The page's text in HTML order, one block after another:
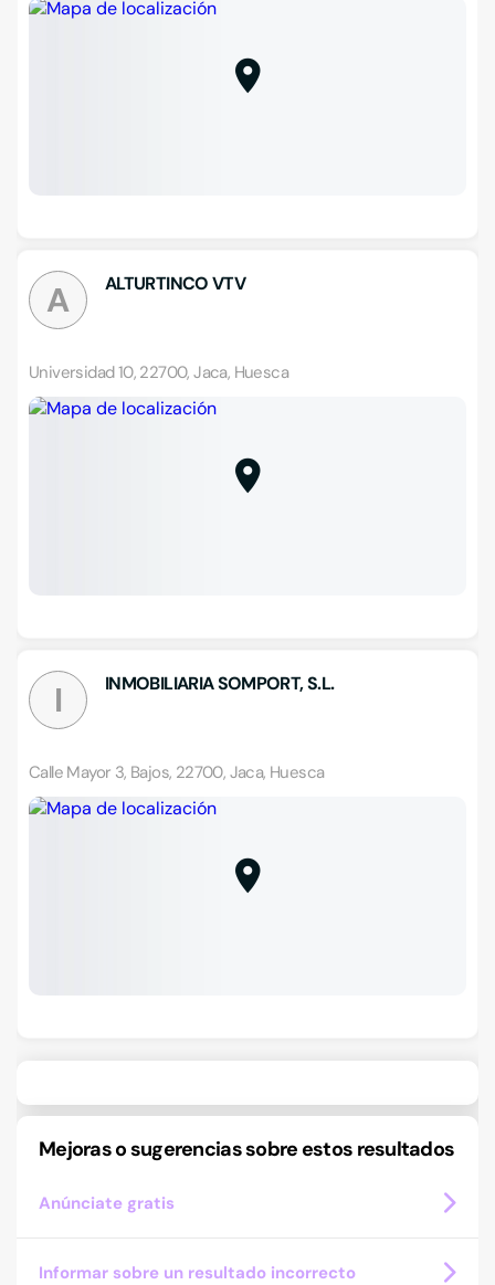
A ALTURTINCO VTV
Universidad 10, 22700, Jaca, Huesca
I INMOBILIARIA SOMPORT, S.L.
Calle Mayor 3, Bajos, 22700, Jaca, Huesca
Mejoras o sugerencias sobre estos resultados
Anúnciate gratis
Informar sobre un resultado incorrecto